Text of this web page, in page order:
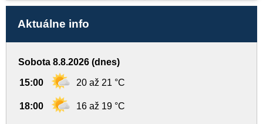
Aktuálne info
Sobota 8.8.2026 (dnes)
15:00 20 až 21 °C
18:00 16 až 19 °C